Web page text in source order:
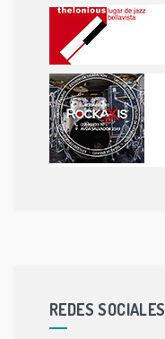
REDES SOCIALES